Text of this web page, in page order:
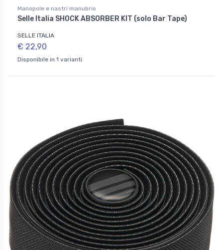
Manopole e nastri manubrio
Selle Italia SHOCK ABSORBER KIT (solo Bar Tape)
SELLE ITALIA
€ 22,90
Disponibile in 1 varianti